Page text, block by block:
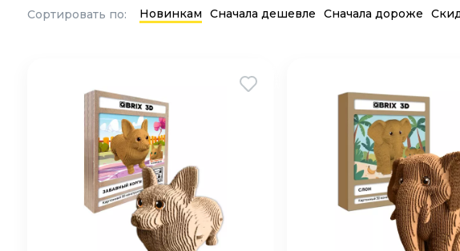
Сортировать по: Новинкам Сначала дешевле Сначала дороже